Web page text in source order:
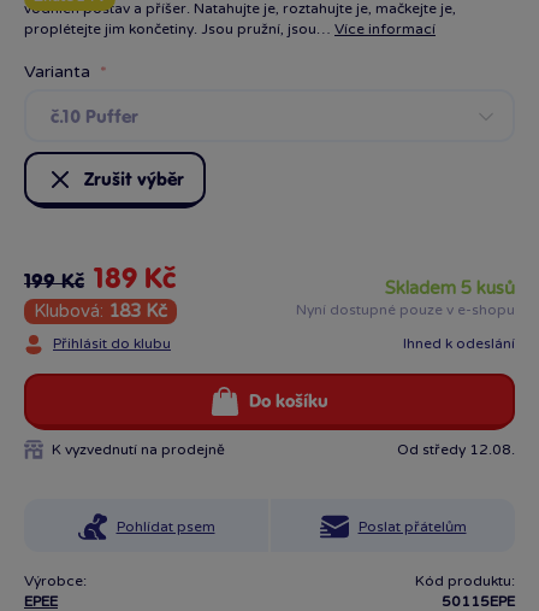
vodních postav a příšer. Natahujte je, roztahujte je, mačkejte je,
proplétejte jim končetiny. Jsou pružní, jsou… Více informací
Varianta
č.10 Puffer
Zrušit výběr
199 Kč 189 Kč
Klubová: 183 Kč
Přihlásit do klubu
skladem 5 kusů
Nyní dostupné pouze v e-shopu
Ihned k odeslání
Do košíku
K vyzvednutí na prodejně Od středy 12.08.
Pohlídat psem Poslat přátelům
Výrobce:
EPEE
Kód produktu:
50115EPE